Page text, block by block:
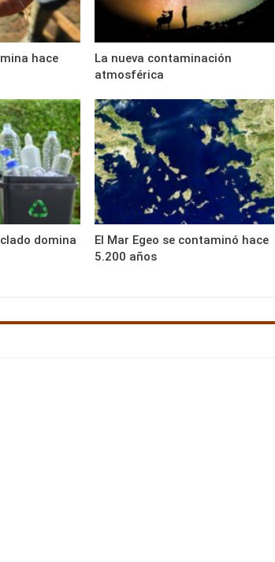
hace
La nueva contaminación
atmosférica
domina
El Mar Egeo se contaminó hace
5.200 años